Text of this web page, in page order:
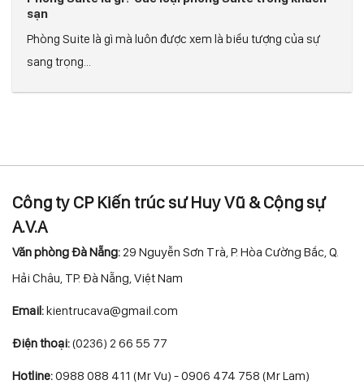
sạn
Phòng Suite là gì mà luôn được xem là biểu tượng của sự
sang trọng...
Công ty CP Kiến trúc sư Huy Vũ & Cộng sự
A.V.A
Văn phòng Đà Nẵng: 29 Nguyễn Sơn Trà, P. Hòa Cường Bắc, Q.
Hải Châu, TP. Đà Nẵng, Việt Nam
Email:kientrucava@gmail.com
Điện thoại:(0236) 2 66 55 77
Hotline:0988 088 411 (Mr Vu) - 0906 474 758 (Mr Lam)